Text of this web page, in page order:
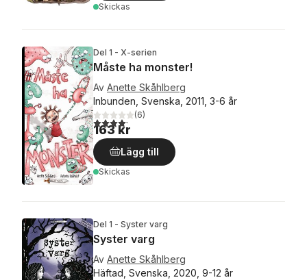
Skickas
Del 1 - X-serien
Måste ha monster!
Av Anette Skåhlberg
Inbunden, Svenska, 2011, 3-6 år
4,2utav 5 stjärnor. Totalt antal röster:
(6)
163 kr
Lägg till
Skickas
Del 1 - Syster varg
Syster varg
Av Anette Skåhlberg
Häftad, Svenska, 2020, 9-12 år